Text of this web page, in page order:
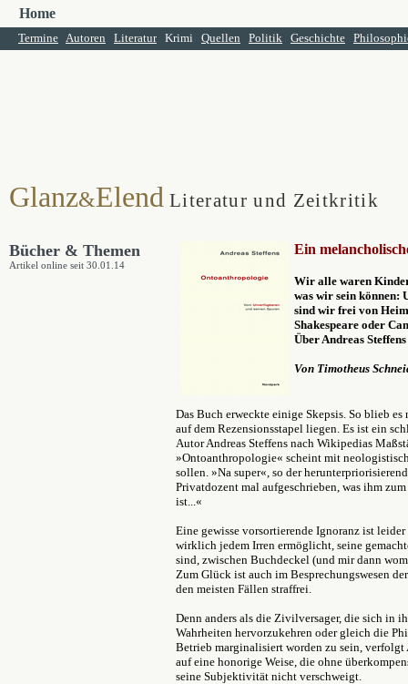
Home
Termine Autoren Literatur Krimi Quellen Politik Geschichte
Glanz&Elend Literatur und Zeitkritik
Bücher & Themen
Artikel online seit 30.01.14
Ein
Wir alle waren
was wir sein können:
sind wir frei von
Shakespeare oder
Über Andreas
Von Timotheus
Das Buch erweckte einige Skepsis. So blieb
auf dem Rezensionsstapel liegen. Es ist ein
Autor Andreas Steffens nach Wikipedias
»Ontoanthropologie« scheint mit
sollen. »Na super«, so der
Privatdozent mal aufgeschrieben, was ihm
ist...«
Eine gewisse vorsortierende Ignoranz ist
wirklich jedem Irren ermöglicht, seine
sind, zwischen Buchdeckel (und mir dann
Zum Glück ist auch im Besprechungswesen
den meisten Fällen straffrei.
Denn anders als die Zivilversager, die sich in
Wahrheiten hervorzukehren oder gleich die
Betrieb marginalisiert worden zu sein, verfolgt
auf eine honorige Weise, die ohne
seine Subjektivität nicht verschweigt.